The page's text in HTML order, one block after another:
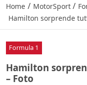
Home / MotorSport /
Hamilton sorprende
Formula 1
Hamilton
– Foto